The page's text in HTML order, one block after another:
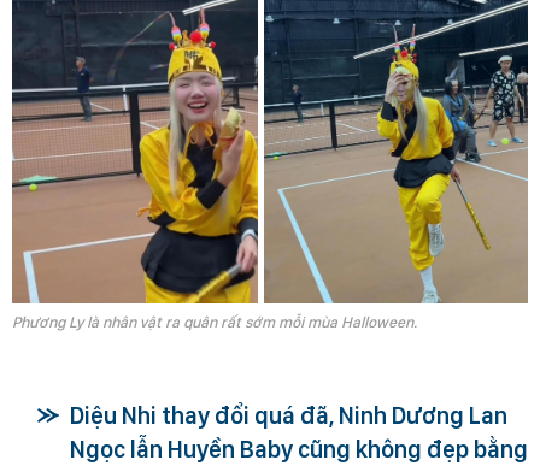
Phương Ly là nhân vật ra quân rất sớm mỗi mùa Halloween.
Diệu Nhi thay đổi quá đã, Ninh Dương Lan
Ngọc lẫn Huyền Baby cũng không đẹp bằng